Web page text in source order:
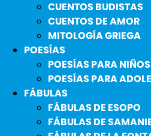
CUENTOS BUDISTAS
CUENTOS DE AMOR
MITOLOGÍA GRIEGA
POESÍAS
POESÍAS PARA NIÑOS
POESÍAS PARA
FÁBULAS
FÁBULAS DE ESOPO
FÁBULAS DE